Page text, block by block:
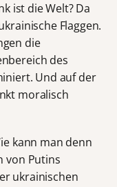
ist die Welt? Da
Flaggen.
die
des
Und auf der
moralisch
kann man denn
von Putins
ukrainischen